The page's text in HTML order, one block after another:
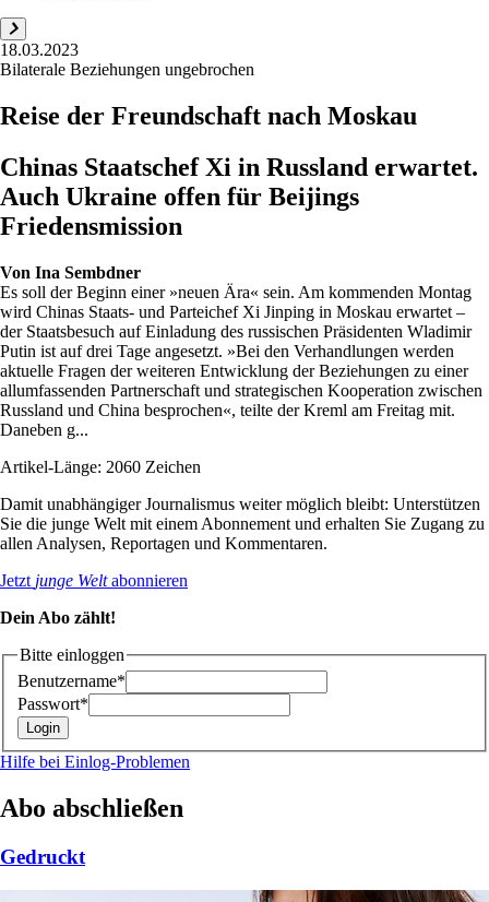
18.03.2023
Bilaterale Beziehungen ungebrochen
Reise der Freundschaft nach Moskau
Chinas Staatschef Xi in Russland erwartet.
Auch Ukraine offen für Beijings
Friedensmission
Von Ina Sembdner
Es soll der Beginn einer »neuen Ära« sein. Am kommenden Montag
wird Chinas Staats- und Parteichef Xi Jinping in Moskau erwartet –
der Staatsbesuch auf Einladung des russischen Präsidenten Wladimir
Putin ist auf drei Tage angesetzt. »Bei den Verhandlungen werden
aktuelle Fragen der weiteren Entwicklung der Beziehungen zu einer
allumfassenden Partnerschaft und strategischen Kooperation zwischen
Russland und China besprochen«, teilte der Kreml am Freitag mit.
Daneben g...
Artikel-Länge: 2060 Zeichen
Damit unabhängiger Journalismus weiter möglich bleibt: Unterstützen
Sie die junge Welt mit einem Abonnement und erhalten Sie Zugang zu
allen Analysen, Reportagen und Kommentaren.
Jetzt junge Weltabonnieren
Dein Abo zählt!
Bitte einloggen
Benutzername*
Passwort*
Hilfe bei Einlog-Problemen
Abo abschließen
Gedruckt